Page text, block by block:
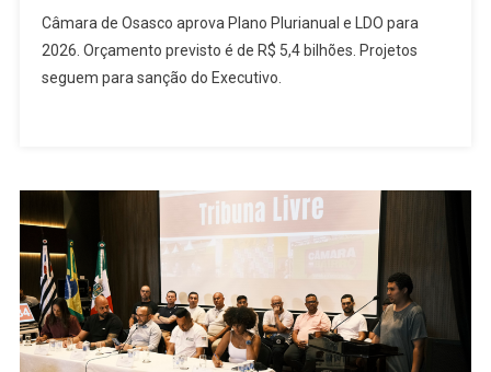
De
Osasco
Aprova
Com
Orçamento
De
5,4
Bilhões
Câmara de Osasco aprova Plano Plurianual e LDO para
2026. Orçamento previsto é de R$ 5,4 bilhões. Projetos
seguem para sanção do Executivo.